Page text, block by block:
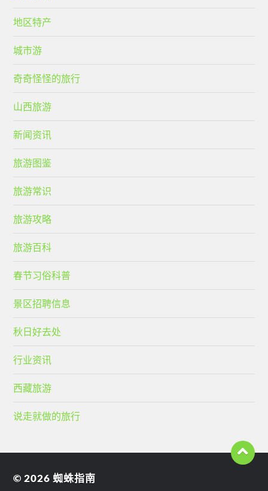
地区特产
城市游
奇奇怪怪的旅行
山西旅游
新闻资讯
旅游图鉴
旅游常识
旅游攻略
旅游百科
春节习俗科普
景区招聘信息
秋日好去处
行业资讯
西藏旅游
说走就做的旅行
© 2026蜘蛛指南